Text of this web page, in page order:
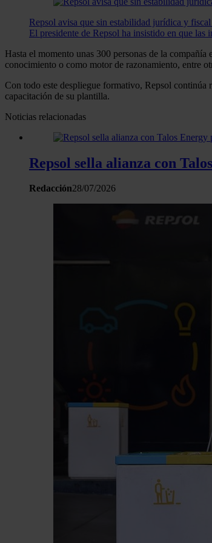
Repsol avisa que sin estabilidad jurídica y
El presidente de Repsol ha insistido en que las
Hasta el momento unas 300 personas de la
conocimiento o como motor de razonamiento, entre
Con todo este despliegue formativo, Repsol continúa
capacitación de su plantilla.
Noticias relacionadas
Repsol sella alianza con
Redacción28/07/2026